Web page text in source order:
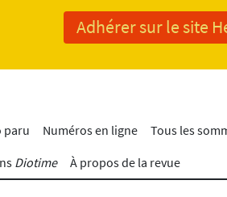
Adhérer sur le site
paru Numéros en ligne Tous les
Diotime À propos de la revue